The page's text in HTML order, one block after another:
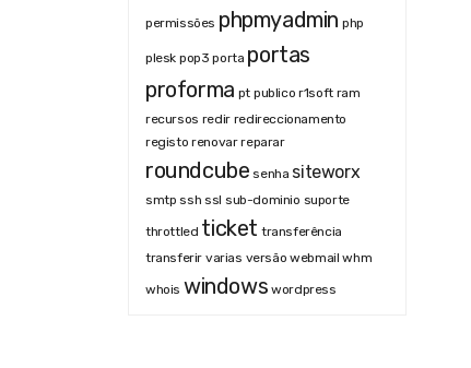
permissões phpmyadmin php
plesk pop3 porta portas
proforma pt publico r1soft ram
recursos redir redireccionamento
registo renovar reparar
roundcube senha siteworx
smtp ssh ssl sub-dominio suporte
throttled ticket transferência
transferir varias versão webmail whm
whois windows wordpress